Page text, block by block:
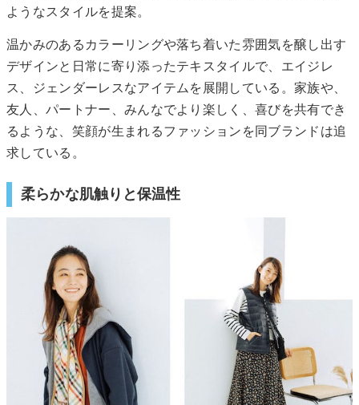
ようなスタイルを提案。
温かみのあるカラーリングや落ち着いた雰囲気を醸し出す
デザインと日常に寄り添ったテキスタイルで、エイジレ
ス、ジェンダーレスなアイテムを展開している。家族や、
友人、パートナー、みんなでより楽しく、喜びを共有でき
るような、笑顔が生まれるファッションを同ブランドは追
求している。
柔らかな肌触りと保温性